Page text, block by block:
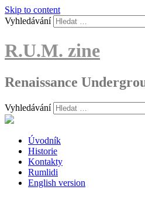
Skip to content
Vyhledávání
R.U.M. zine
Renaissance
Vyhledávání
Úvodník
Historie
Kontakty
Rumlidi
English version